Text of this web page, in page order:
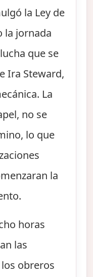
la Ley de
la jornada
que se
Ira Steward,
La
no se
lo que
la
horas
las
obreros